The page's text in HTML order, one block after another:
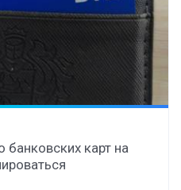
банковских карт на